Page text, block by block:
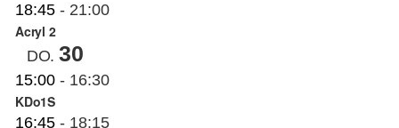
SUCHE
NACH:
18:45 - 21:00
Acryl 2
DO. 30
15:00 - 16:30
KDo1S
16:45 - 18:15